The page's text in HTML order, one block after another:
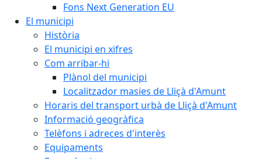
Fons Next Generation EU
El municipi
Història
El municipi en xifres
Com arribar-hi
Plànol del municipi
Localitzador masies de Lliçà d'Amunt
Horaris del transport urbà de Lliçà d'Amunt
Informació geogràfica
Telèfons i adreces d'interès
Equipaments